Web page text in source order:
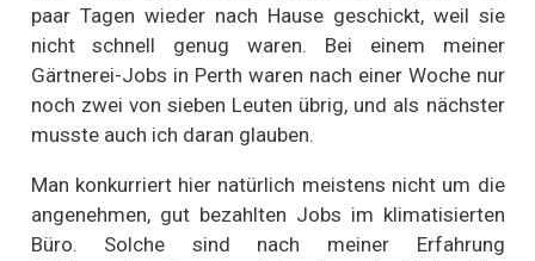
paar Tagen wieder nach Hause geschickt, weil sie
nicht schnell genug waren. Bei einem meiner
Gärtnerei-Jobs in Perth waren nach einer Woche nur
noch zwei von sieben Leuten übrig, und als nächster
musste auch ich daran glauben.
Man konkurriert hier natürlich meistens nicht um die
angenehmen, gut bezahlten Jobs im klimatisierten
Büro. Solche sind nach meiner Erfahrung